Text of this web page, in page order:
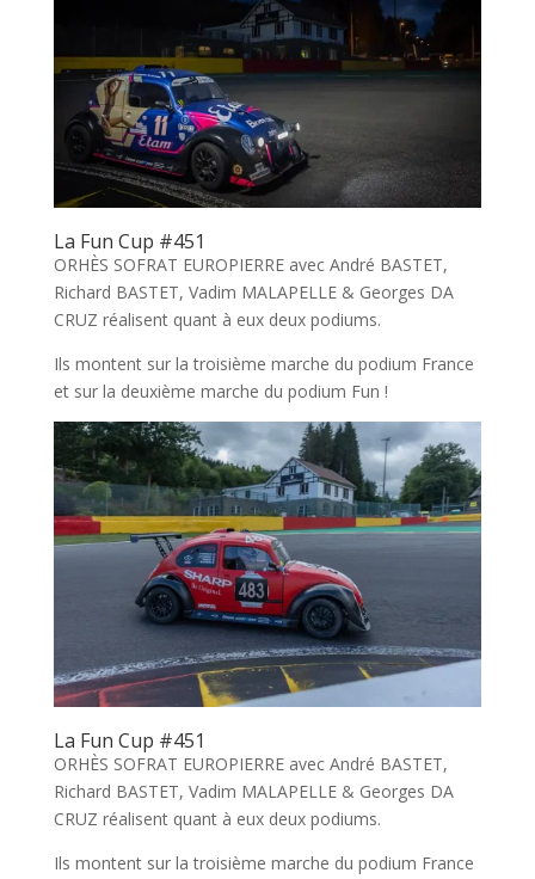
La Fun Cup #451
ORHÈS SOFRAT EUROPIERRE avec André BASTET,
Richard BASTET, Vadim MALAPELLE & Georges DA
CRUZ réalisent quant à eux deux podiums.
Ils montent sur la troisième marche du podium France
et sur la deuxième marche du podium Fun !
La Fun Cup #451
ORHÈS SOFRAT EUROPIERRE avec André BASTET,
Richard BASTET, Vadim MALAPELLE & Georges DA
CRUZ réalisent quant à eux deux podiums.
Ils montent sur la troisième marche du podium France